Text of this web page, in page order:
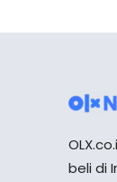
beli di